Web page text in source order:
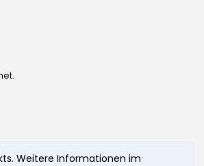
Weitere Informationen im